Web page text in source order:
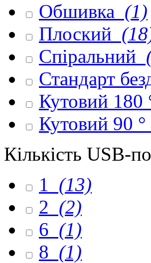
Обшивка (1)
Плоский
Спіральний
Стандарт
Кутовий 180
Кутовий 90 °
Кількість USB-
1 (13)
2 (2)
6 (1)
8 (1)